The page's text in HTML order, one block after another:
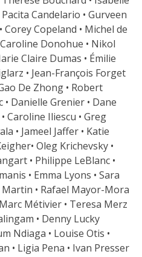
Candelario • Gurveen
Corey Copeland • Michel de
Donohue • Nikol
Claire Dumas • Émilie
• Jean-François Forget
De Zhong • Robert
• Danielle Grenier • Dane
Caroline Iliescu • Greg
• Jameel Jaffer • Katie
Oleg Krichevsky •
• Philippe LeBlanc •
• Emma Lyons • Sara
• Rafael Mayor-Mora
Métivier • Teresa Merz
• Denny Lucky
Ndiaga • Louise Otis •
• Ligia Pena • Ivan Presser